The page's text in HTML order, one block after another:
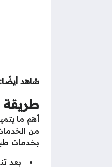
شاهد أيضًا:
طريقة
أهم ما
من
بخدمات
بعد